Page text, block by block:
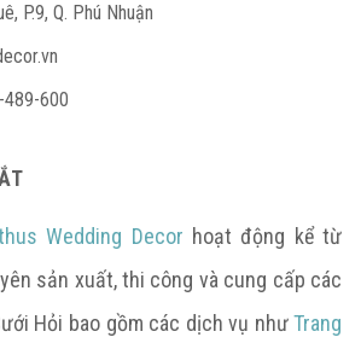
P.9, Q. Phú Nhuận
600
Wedding Decor hoạt động kể từ
sản xuất, thi công và cung cấp các
Hỏi bao gồm các dịch vụ nhưTrang